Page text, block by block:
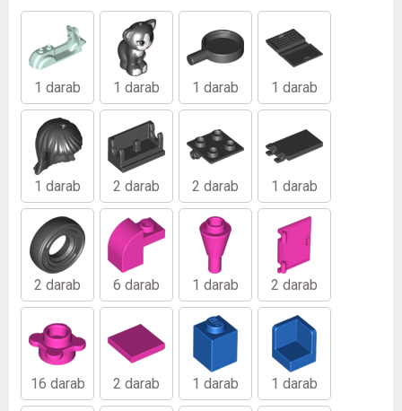
1 darab 1 darab 1 darab 1 darab
1 darab 2 darab 2 darab 1 darab
2 darab 6 darab 1 darab 2 darab
16 darab 2 darab 1 darab 1 darab